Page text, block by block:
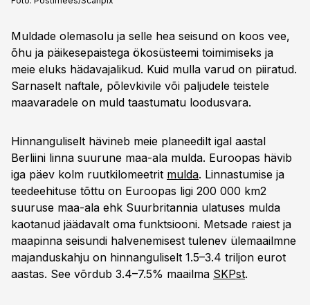
Muldade olemasolu ja selle hea seisund on koos vee,
õhu ja päikesepaistega ökosüsteemi toimimiseks ja
meie eluks hädavajalikud. Kuid mulla varud on piiratud.
Sarnaselt naftale, põlevkivile või paljudele teistele
maavaradele on muld taastumatu loodusvara.
Hinnanguliselt hävineb meie planeedilt igal aastal
Berliini linna suurune maa-ala mulda. Euroopas hävib
iga päev kolm ruutkilomeetrit mulda. Linnastumise ja
teedeehituse tõttu on Euroopas ligi 200 000 km2
suuruse maa-ala ehk Suurbritannia ulatuses mulda
kaotanud jäädavalt oma funktsiooni. Metsade raiest ja
maapinna seisundi halvenemisest tulenev ülemaailmne
majanduskahju on hinnanguliselt 1.5–3.4 triljon eurot
aastas. See võrdub 3.4–7.5% maailma SKPst.